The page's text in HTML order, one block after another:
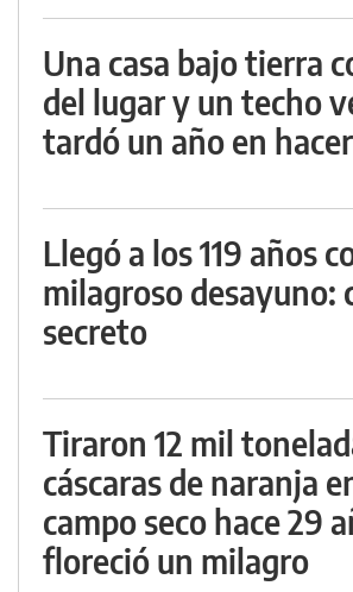
Una casa bajo tierra
del lugar y un techo
tardó un año en
Llegó a los 119 años
milagroso desayuno:
secreto
Tiraron 12 mil
cáscaras de naranja
campo seco hace 29
floreció un milagro